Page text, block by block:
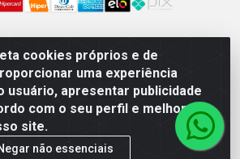
cookies próprios e de
uma experiência
usuário, apresentar publicidade
com o seu perfil e melhorar a
site.
não essenciais
DE PRODUTOS ALIMENTICIOS
FEIJÃO, 721 PENHA CIRCULAR/RJ -
15.796.122/0001-03